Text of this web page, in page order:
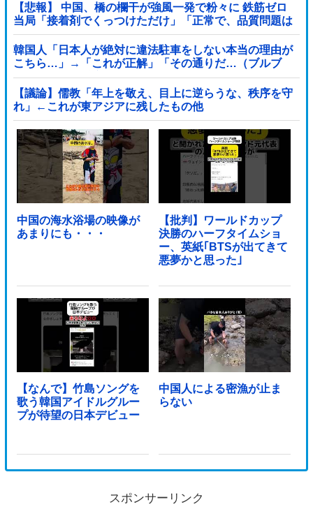
【悲報】 中国、橋の欄干が強風一発で粉々に 鉄筋ゼロ
当局「接着剤でくっつけただけ」「正常で、品質問題は
ない」
韓国人「日本人が絶対に違法駐車をしない本当の理由が
こちら…」→「これが正解」「その通りだ…（ブルブ
ル」＝韓国の反応
【議論】儒教「年上を敬え、目上に逆らうな、秩序を守
れ」←これが東アジアに残したもの他
中国の海水浴場の映像が
あまりにも・・・
【批判】ワールドカップ
決勝のハーフタイムショ
ー、英紙｢BTSが出てきて
悪夢かと思った｣
【なんで】竹島ソングを
歌う韓国アイドルグルー
プが待望の日本デビュー
中国人による密漁が止ま
らない
スポンサーリンク